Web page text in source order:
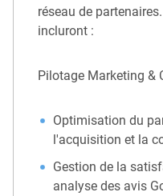
réseau de
incluront :
Pilotage Marketing &
Optimisation du
l'acquisition et la
Gestion de la
analyse des avis